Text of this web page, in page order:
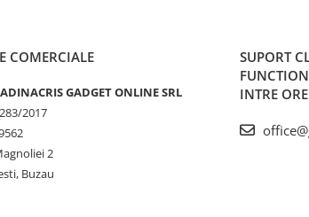
COMERCIALE
GADGET ONLINE SRL
2017
2
Buzau
SUPORT
INTRE